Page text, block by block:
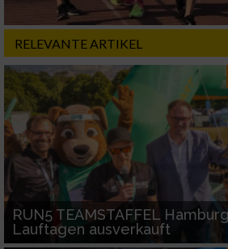
RELEVANTE ARTIKEL
RUN5 TEAMSTAFFEL
Lauftagen ausverkauft